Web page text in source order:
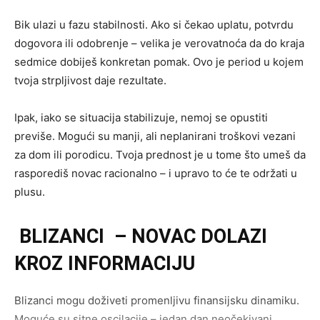
Bik ulazi u fazu stabilnosti. Ako si čekao uplatu, potvrdu
dogovora ili odobrenje – velika je verovatnoća da do kraja
sedmice dobiješ konkretan pomak. Ovo je period u kojem
tvoja strpljivost daje rezultate.
Ipak, iako se situacija stabilizuje, nemoj se opustiti
previše. Mogući su manji, ali neplanirani troškovi vezani
za dom ili porodicu. Tvoja prednost je u tome što umeš da
rasporediš novac racionalno – i upravo to će te održati u
plusu.
BLIZANCI – NOVAC DOLAZI
KROZ INFORMACIJU
Blizanci mogu doživeti promenljivu finansijsku dinamiku.